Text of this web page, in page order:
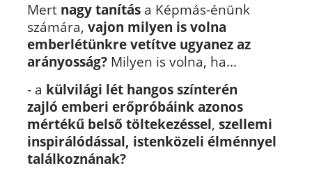
Mert nagy tanítása Képmás-énünk
számára, vajon milyen is volna
emberlétünkre vetítve ugyanez az
arányosság? Milyen is volna, ha...
- a külvilági lét hangos színterén
zajló emberi erőpróbáink azonos
mértékű belső töltekezéssel, szellemi
inspirálódással, istenközeli élménnyel
találkoznának?